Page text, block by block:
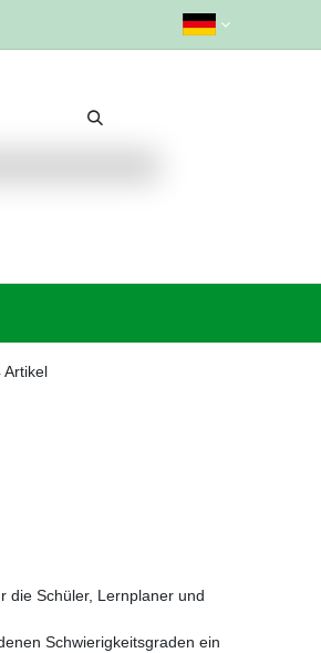
die Schüler, Lernplaner und
Schwierigkeitsgraden ein